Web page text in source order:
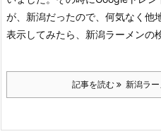
が、新潟だったので、何気なく他
表示してみたら、新潟ラーメンの
記事を読む 新潟ラ